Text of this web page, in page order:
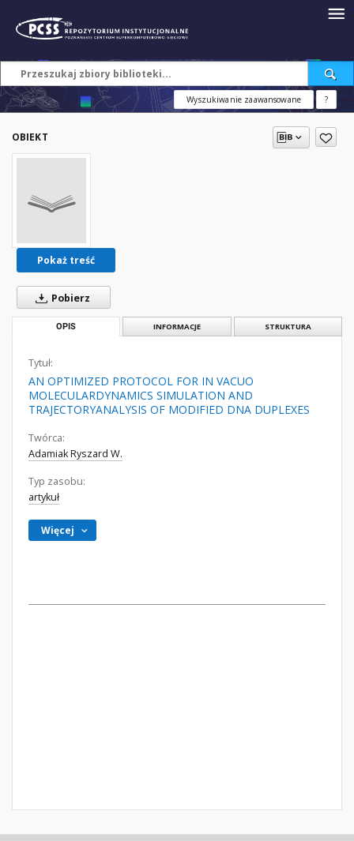
Wyszukiwanie zaawansowane ?
OBIEKT
Pokaż treść
Pobierz
OPIS INFORMACJE STRUKTURA
Tytuł:
AN OPTIMIZED PROTOCOL FOR IN VACUO
MOLECULARDYNAMICS SIMULATION AND
TRAJECTORYANALYSIS OF MODIFIED DNA DUPLEXES
Twórca:
Adamiak Ryszard W.
Typ zasobu:
artykuł
Więcej